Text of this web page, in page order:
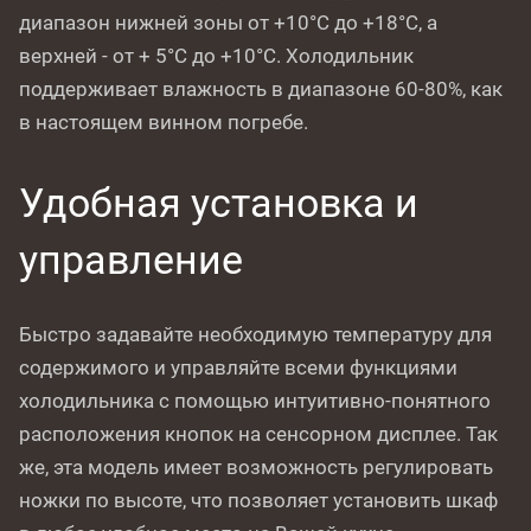
диапазон нижней зоны от +10°C до +18°C, а
верхней - от + 5°C до +10°C. Холодильник
поддерживает влажность в диапазоне 60-80%, как
в настоящем винном погребе.
Удобная установка и
управление
Быстро задавайте необходимую температуру для
содержимого и управляйте всеми функциями
холодильника с помощью интуитивно-понятного
расположения кнопок на сенсорном дисплее. Так
же, эта модель имеет возможность регулировать
ножки по высоте, что позволяет установить шкаф